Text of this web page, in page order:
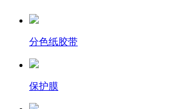
分色纸胶带
保护膜